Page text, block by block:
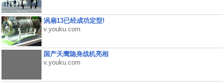
涡扇13已经成功定型!
v.youku.com
国产天鹰隐身战机亮相
v.youku.com